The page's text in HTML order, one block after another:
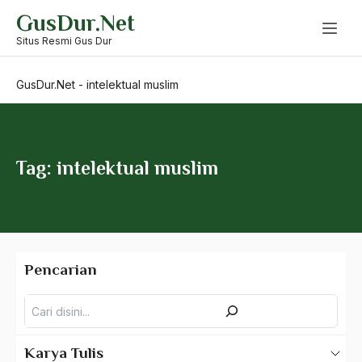
content
GusDur.Net
Situs Resmi Gus Dur
GusDur.Net - intelektual muslim
Tag: intelektual muslim
Pencarian
Karya Tulis
Individu
indonesia
Indonesia 1995
Industri Militer
Institusi
Integrasi Nasional